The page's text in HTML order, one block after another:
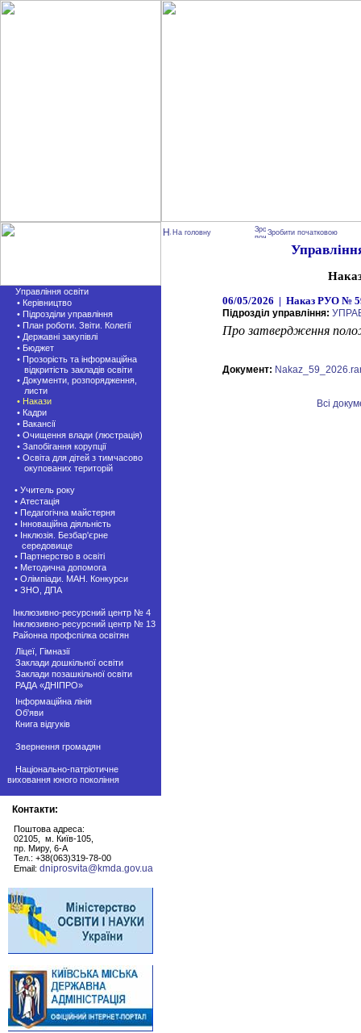
Управління освіти
• Керівництво
• Підрозділи управління
• План роботи. Звіти. Колегії
• Державні закупівлі
• Бюджет
• Прозорість та інформаційна
відкритість закладів освіти
• Документи, розпорядження,
листи
• Накази
• Кадри
• Вакансії
• Очищення влади (люстрація)
• Запобігання корупції
• Освіта для дітей з тимчасово
окупованих територій
• Учитель року
• Атестація
• Педагогічна майстерня
• Інноваційна діяльність
• Інклюзія. Безбар'єрне
середовище
• Партнерство в освіті
• Методична допомога
• Олімпіади. МАН. Конкурси
• ЗНО, ДПА
Інклюзивно-ресурсний центр № 4
Інклюзивно-ресурсний центр № 13
Районна профспілка освітян
Ліцеї, Гімназії
Заклади дошкільної освіти
Заклади позашкiльної освіти
РАДА «ДНІПРО»
Інформаційна лінія
Об'яви
Книга відгуків
Звернення громадян
Національно-патріотичне
виховання юного покоління
Контакти:
Поштова адреса:
02105, м. Київ-105,
пр. Миру, 6-А
Тел.: +38(063)319-78-00
Email: dniprosvita@kmda.gov.ua
На головну Зробити початковою
06/05/2026 | Наказ РУО №
Підрозділ управління:
Про затвердження
Документ:
Всі